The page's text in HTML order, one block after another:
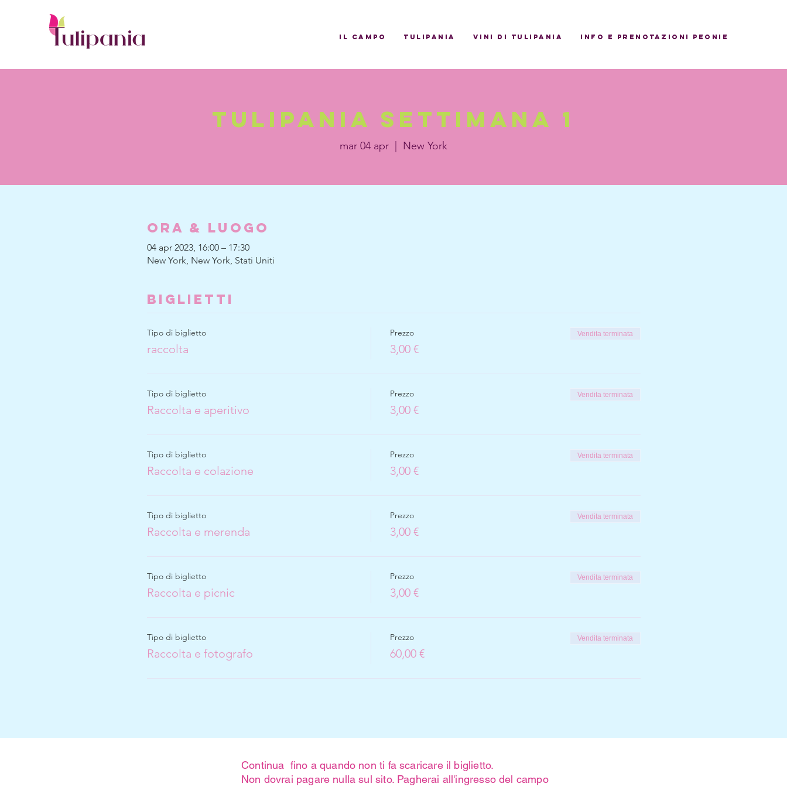
il campo Tulipania Vini di Tulipania INFO E PRENOTAZIONI PEONIE
tulipania settimana 1
mar 04 apr
  |
New York
Ora & Luogo
04 apr 2023, 16:00 – 17:30
New York, New York, Stati Uniti
Biglietti
Tipo di biglietto
raccolta
Prezzo
3,00 €
Vendita terminata
Tipo di biglietto
Raccolta e aperitivo
Prezzo
3,00 €
Vendita terminata
Tipo di biglietto
Raccolta e colazione
Prezzo
3,00 €
Vendita terminata
Tipo di biglietto
Raccolta e merenda
Prezzo
3,00 €
Vendita terminata
Tipo di biglietto
Raccolta e picnic
Prezzo
3,00 €
Vendita terminata
Tipo di biglietto
Raccolta e fotografo
Prezzo
60,00 €
Vendita terminata
Continua fino a quando non ti fa scaricare il biglietto.
Non dovrai pagare nulla sul sito. Pagherai all'ingresso del campo